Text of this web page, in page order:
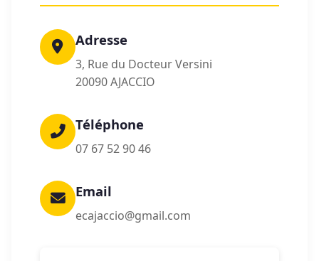
Adresse
3, Rue du Docteur Versini
20090 AJACCIO
Téléphone
07 67 52 90 46
Email
ecajaccio@gmail.com